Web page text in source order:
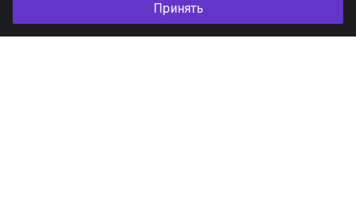
Принять